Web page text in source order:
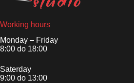
Working hours
Monday – Friday
8:00 do 18:00
Saterday
9:00 do 13:00